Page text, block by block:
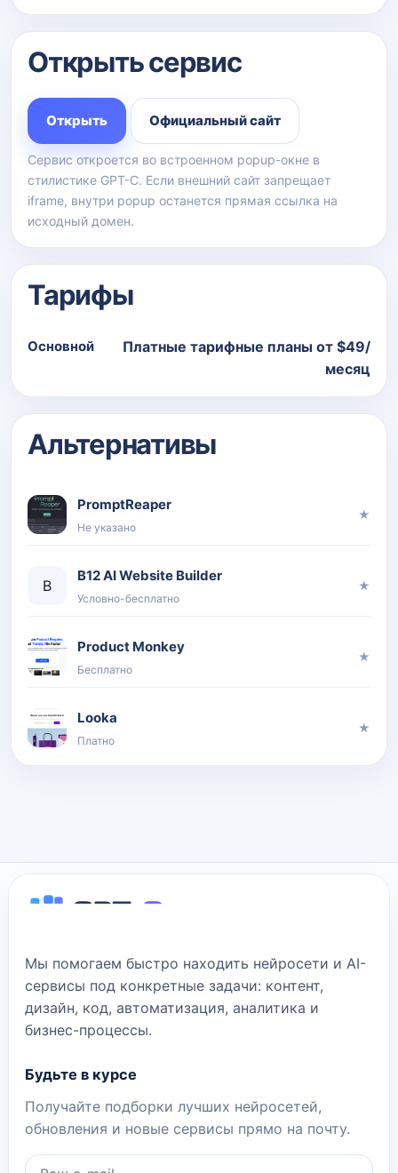
Открыть сервис
Открыть Официальный сайт
Сервис откроется во встроенном popup-окне в
стилистике GPT-C. Если внешний сайт запрещает
iframe, внутри popup останется прямая ссылка на
исходный домен.
Тарифы
Основной
Платные тарифные планы от $49/
месяц
Альтернативы
PromptReaper
Не указано
★
B
B12 AI Website Builder
Условно-бесплатно
★
Product Monkey
Бесплатно
★
Looka
Платно
★
Мы помогаем быстро находить нейросети и AI-
сервисы под конкретные задачи: контент,
дизайн, код, автоматизация, аналитика и
бизнес-процессы.
Будьте в курсе
Получайте подборки лучших нейросетей,
обновления и новые сервисы прямо на почту.